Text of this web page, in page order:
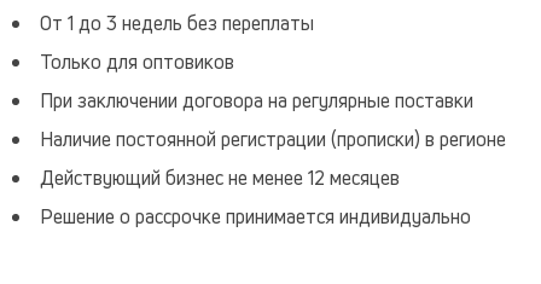
нужную
продажу
осуществляем
сухих
От 1 до 3 недель без переплаты
Только для оптовиков
При заключении договора на регулярные поставки
Наличие постоянной регистрации (прописки) в регионе
Действующий бизнес не менее 12 месяцев
Решение о рассрочке принимается индивидуально